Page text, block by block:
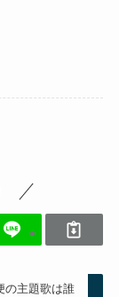
の主題歌は誰